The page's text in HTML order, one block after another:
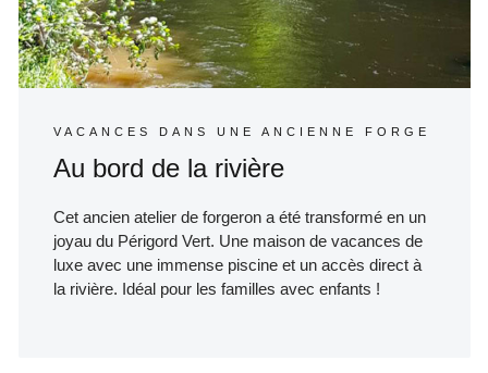
VACANCES DANS UNE ANCIENNE FORGE
Au bord de la rivière
Cet ancien atelier de forgeron a été transformé en un
joyau du Périgord Vert. Une maison de vacances de
luxe avec une immense piscine et un accès direct à
la rivière. Idéal pour les familles avec enfants !